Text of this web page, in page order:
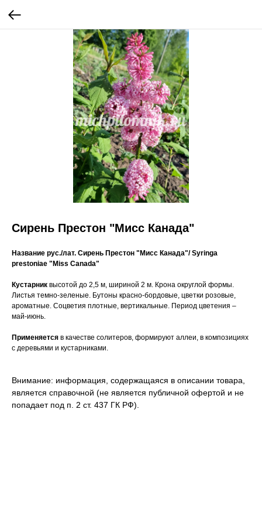
Сирень Престон "Мисс Канада"
Название рус./лат. Сирень Престон "Мисс Канада"/ Syringa
prestoniae "Miss Canada"
Кустарник высотой до 2,5 м, шириной 2 м. Крона округлой формы.
Листья темно-зеленые. Бутоны красно-бордовые, цветки розовые,
ароматные. Соцветия плотные, вертикальные. Период цветения –
май-июнь.
Применяется в качестве солитеров, формируют аллеи, в композициях
с деревьями и кустарниками.
Внимание: информация, содержащаяся в описании товара,
является справочной (не является публичной офертой и не
попадает под п. 2 ст. 437 ГК РФ).